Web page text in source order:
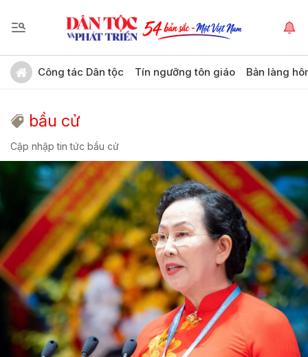
Công tác Dân tộc Tín ngưỡng tôn giáo Bản làng
bầu cử
Cập nhập tin tức bầu cử